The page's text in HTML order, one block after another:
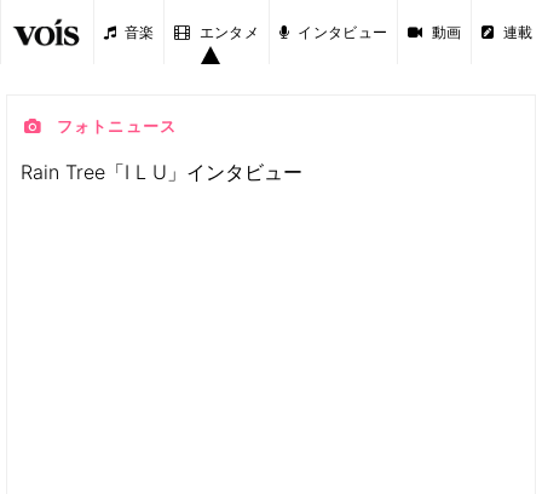
音楽 エンタメ インタビュー 動画 連載
フォトニュース
Rain Tree「I L U」インタビュー